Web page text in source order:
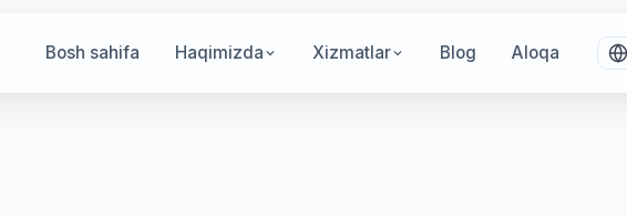
Bosh sahifa Haqimizda Xizmatlar Blog Aloqa